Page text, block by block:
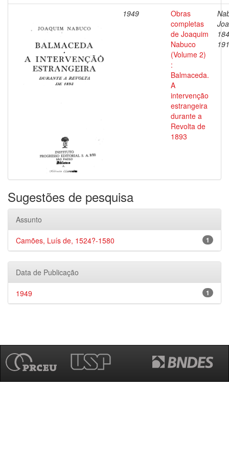
1949
Obras
completas
de Joaquim
Nabuco
(Volume 2)
:
Balmaceda.
A
intervenção
estrangeira
durante a
Revolta de
1893
Sugestões de pesquisa
Assunto
1
Camões, Luís de, 1524?-1580
Data de Publicação
1
1949